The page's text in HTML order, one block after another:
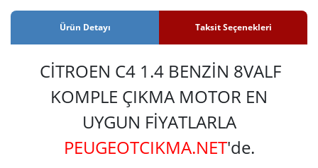
Ürün Detayı Taksit Seçenekleri
CİTROEN C4 1.4 BENZİN 8VALF
KOMPLE ÇIKMA MOTOR EN
UYGUN FİYATLARLA
PEUGEOTCIKMA.NET'de.